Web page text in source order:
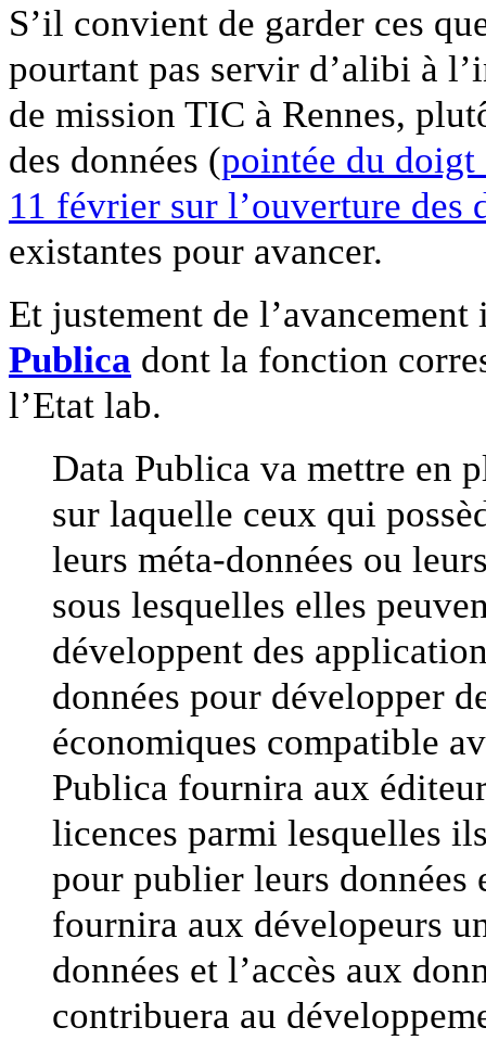
S’il convient de garder ces
pourtant pas servir d’alibi à
de mission TIC à Rennes,
des données (pointée du
11 février sur l’ouverture des
existantes pour avancer.
Et justement de
Publica dont la fonction
l’Etat lab.
Data Publica va mettre en
sur laquelle ceux qui
leurs méta-données ou
sous lesquelles elles
développent des
données pour développer
économiques compatible
Publica fournira aux
licences parmi lesquelles
pour publier leurs données
fournira aux dévelopeurs
données et l’accès aux
contribuera au